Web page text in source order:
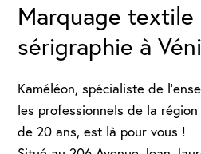
Marquage
sérigraphie à
Kaméléon, spécialiste de
les professionnels de la
de 20 ans, est là pour vous !